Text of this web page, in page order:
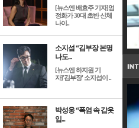
[뉴스엔 배효주 기자]엄
정화가 30대 초반 신체
나이..
소지섭 “김부장 본명
나도...
[뉴스엔 하지원 기
자]'김부장' 소지섭이 ..
박성웅 “폭염 속 갑옷
입...